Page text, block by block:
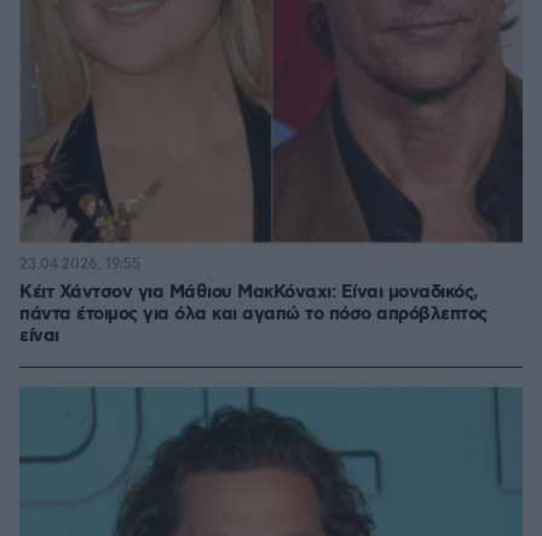
Κέιτ Χάντσον για Μάθιου ΜακΚόναχι: Είναι μοναδικός,
πάντα έτοιμος για όλα και αγαπώ το πόσο απρόβλεπτος
είναι
23.04.2026, 19:55